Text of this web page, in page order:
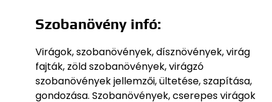
Szobanövény infó:
Virágok, szobanövények, dísznövények, virág
fajták, zöld szobanövények, virágzó
szobanövények jellemzői, ültetése, szapítása,
gondozása. Szobanövények, cserepes virágok